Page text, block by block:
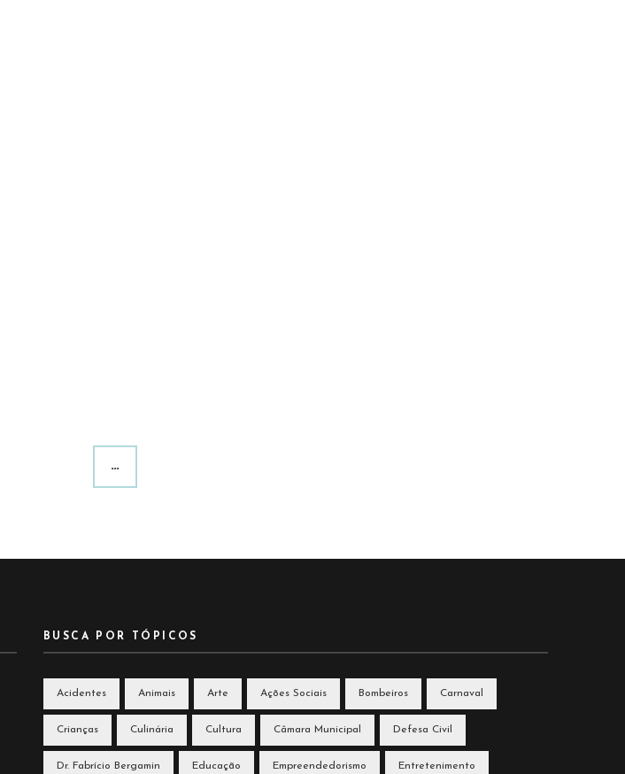
…
BUSCA POR TÓPICOS
Acidentes Animais Arte Ações Sociais Bombeiros Carnaval
Crianças Culinária Cultura Câmara Municipal Defesa Civil
Dr. Fabrício Bergamin Educação Empreendedorismo Entretenimento